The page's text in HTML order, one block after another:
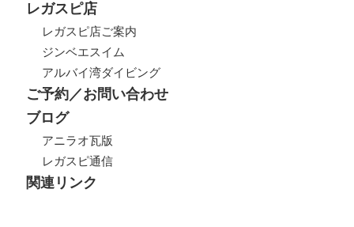
レガスピ店
レガスピ店ご案内
ジンベエスイム
アルバイ湾ダイビング
ご予約／お問い合わせ
ブログ
アニラオ瓦版
レガスピ通信
関連リンク